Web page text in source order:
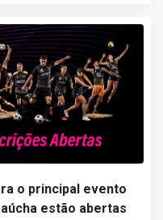
o principal evento
estão abertas